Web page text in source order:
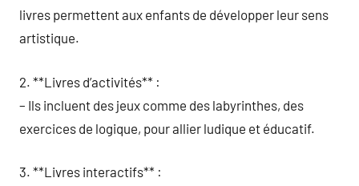
livres permettent aux enfants de développer leur sens
artistique.
2. **Livres d’activités** :
– Ils incluent des jeux comme des labyrinthes, des
exercices de logique, pour allier ludique et éducatif.
3. **Livres interactifs** :